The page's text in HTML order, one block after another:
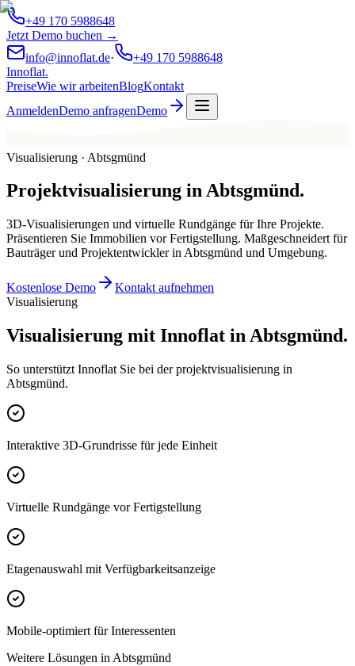
+49 170 5988648
Jetzt Demo buchen →
info@innoflat.de·
+49 170 5988648
Innoflat.
PreiseWie wir arbeitenBlogKontakt
AnmeldenDemo anfragenDemo
Visualisierung · Abtsgmünd
Projektvisualisierung inAbtsgmünd.
3D-Visualisierungen und virtuelle Rundgänge für Ihre Projekte.
Präsentieren Sie Immobilien vor Fertigstellung. Maßgeschneidert für
Bauträger und Projektentwickler in Abtsgmünd und Umgebung.
Kostenlose Demo
Kontakt aufnehmen
Visualisierung
Visualisierung mit Innoflat in Abtsgmünd.
So unterstützt Innoflat Sie bei der projektvisualisierung in
Abtsgmünd.
Interaktive 3D-Grundrisse für jede Einheit
Virtuelle Rundgänge vor Fertigstellung
Etagenauswahl mit Verfügbarkeitsanzeige
Mobile-optimiert für Interessenten
Weitere Lösungen in Abtsgmünd